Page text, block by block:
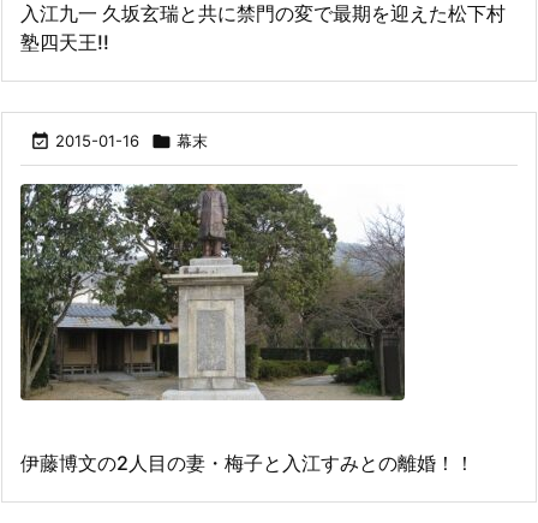
入江九一 久坂玄瑞と共に禁門の変で最期を迎えた松下村
塾四天王!!
 2015-01-16  幕末
伊藤博文の2人目の妻・梅子と入江すみとの離婚！！